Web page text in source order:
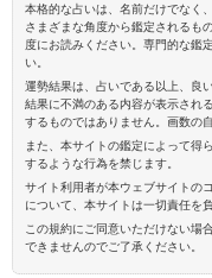
本格的な占いは、名前だけでなく
さまざまな角度から鑑定されるも
度にお読みください。専門的な鑑
い。
運勢結果は、占いである以上、良
結果に不満のある内容が表示され
するものではありません。画数の
また、本サイトの鑑定によって得
するような行為を禁じます。
サイト利用者が本ウェブサイトの
について、本サイトは一切責任を
この規約にご同意いただけない場
できませんのでご了承ください。